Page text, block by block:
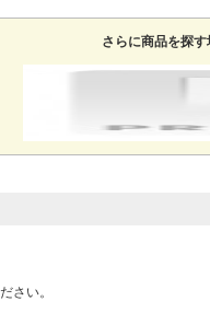
さらに商品を探
さい。